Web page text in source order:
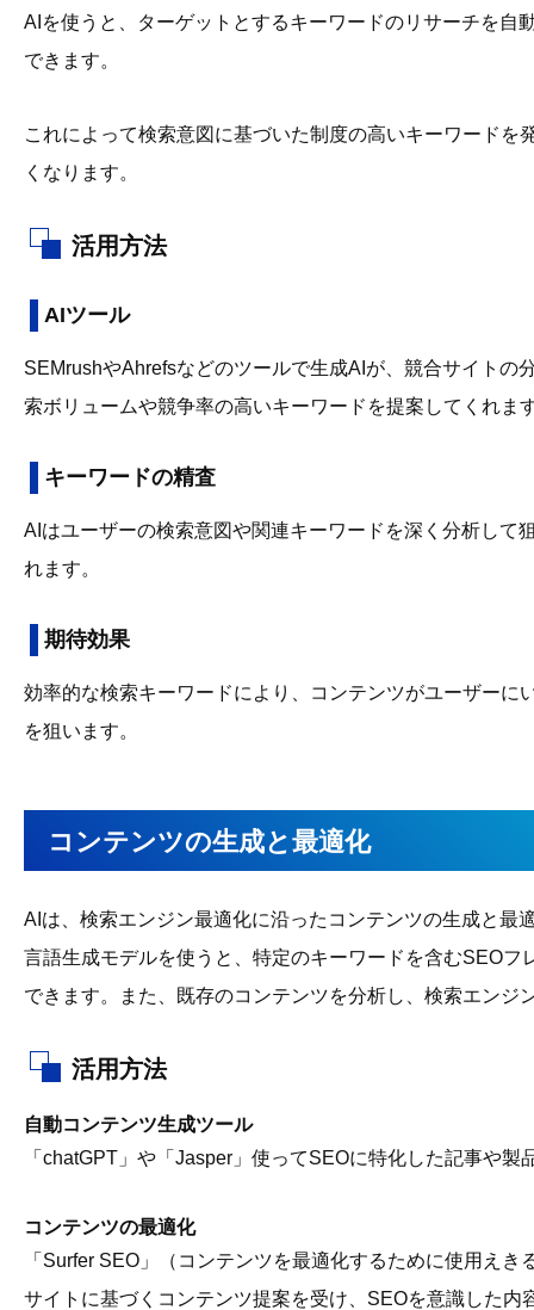
AIを使うと、ターゲットとするキーワードのリサーチを自
できます。
これによって検索意図に基づいた制度の高いキーワード
くなります。
活用方法
AIツール
SEMrushやAhrefsなどのツールで生成AIが、競合サイトの
索ボリュームや競争率の高いキーワードを提案してくれま
キーワードの精査
AIはユーザーの検索意図や関連キーワードを深く分析して
れます。
期待効果
効率的な検索キーワードにより、コンテンツがユーザーに
を狙います。
コンテンツの生成と最適化
AIは、検索エンジン最適化に沿ったコンテンツの生成と最
言語生成モデルを使うと、特定のキーワードを含むSEO
できます。また、既存のコンテンツを分析し、検索エン
活用方法
自動コンテンツ生成ツール
「chatGPT」や「Jasper」使ってSEOに特化した記事や製
コンテンツの最適化
「Surfer SEO」（コンテンツを最適化するために使用え
サイトに基づくコンテンツ提案を受け、SEOを意識した内